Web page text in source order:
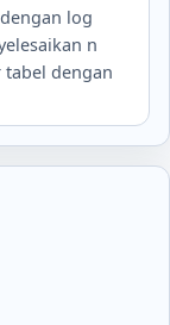
log
n
dengan